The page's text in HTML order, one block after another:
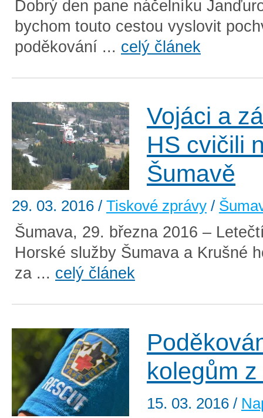
Dobrý den pane náčelníku
bychom touto cestou vyslovit
poděkování ... celý článek
Vojáci a
HS cvičili
Šumavě
29. 03. 2016 / Tiskové zprávy /
Šumava, 29. března 2016 –
Horské služby Šumava a Krušné
za ... celý článek
kolegům
15. 03. 2016 /